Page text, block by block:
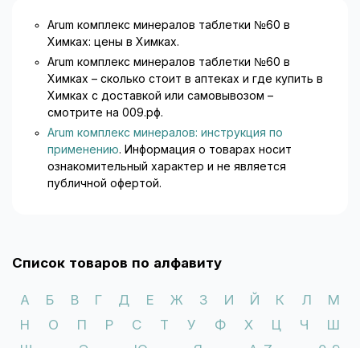
Arum комплекс минералов таблетки №60 в
Химках: цены в Химках.
Arum комплекс минералов таблетки №60 в
Химках – сколько стоит в аптеках и где купить в
Химках с доставкой или самовывозом –
смотрите на 009.рф.
Arum комплекс минералов: инструкция по
применению. Информация о товарах носит
ознакомительный характер и не является
публичной офертой.
Список товаров по алфавиту
А Б В Г Д Е Ж З И Й К Л
М
Н
О П Р С Т У Ф Х Ц Ч
Ш